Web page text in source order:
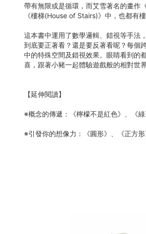
帶有無限或是循環，而艾雪著名的畫
《樓梯(House of Stairs)》中，也都有
這本書中運用了數學邏輯、錯視等手法
到底要正著看？還是要反著看呢？每個
中的特殊空間及錯視效果。眼睛看到的
喜，跟著小豬一起體驗遊戲般的相對世
【延伸閱讀】
※概念的傳遞：《檸檬不是紅色》、《
※引發你的想像力：《圓形》、《正方